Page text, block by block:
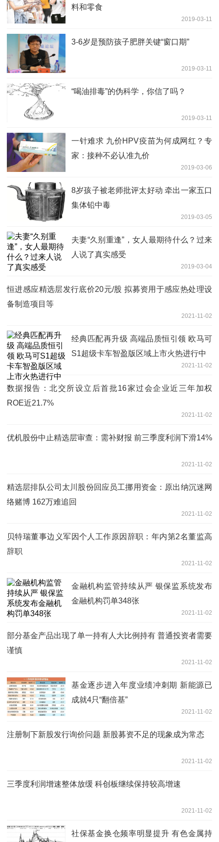
料和零食
2019-03-11
3-6岁是预防孩子肥胖关键“窗口期”
2019-03-11
“喝油排毒”的伪科学，你信了吗？
2019-03-11
一针难求 九价HPV疫苗为何成网红？专
家：接种不必认准九价
2019-03-06
8岁孩子被老师批评太好动 牵出一家五口
集体铅中毒
2019-03-05
夫妻“久别重逢”，女人最期待什么？过来
人说了真实感受
2019-03-04
恒进感应精选层发行底价20元/股 拟募资用于感应热处理设
备制造项目等
2021-11-02
经典匹配再升级 高端品质恒引领 欧马可
S1超级卡车智盈版区域上市火热进行中
2021-11-02
数据报告：北交所设立后首批16家过会企业近三年加权
ROE近21.7%
2021-11-02
优机股份中止精选层审查：需补财报 前三季度利润下滑14%
2021-11-02
精选层排队公司太川股份回应员工挪用资金：原出纳沉迷网
络赌博 162万难追回
2021-11-02
贝特瑞董事边义军因个人工作原因辞职：年内第2名董监高
辞职
2021-11-02
金融机构监管持续从严 银保监系统发布
金融机构罚单348张
2021-11-02
部分基金产品出现了单一持有人大比例持有 普通投资者需要
谨慎
2021-11-02
基金逐步进入年度业绩冲刺期 新能源已
成就4只“翻倍基”
2021-11-02
注册制下新股发行询价问题 新股募资不足的现象成为常态
2021-11-02
三季度利润增速整体放缓 科创板继续保持较高增速
2021-11-02
社保基金换仓频率明显提升 有色金属持